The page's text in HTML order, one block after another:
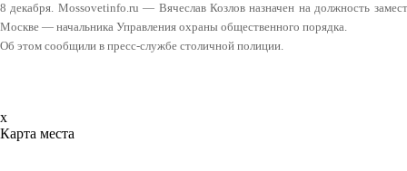
8 декабря. Mossovetinfo.ru — Вячеслав Козлов назначен на должность
Москве — начальника Управления охраны общественного порядка.
Об этом сообщили в пресс-службе столичной полиции.
x
Карта места